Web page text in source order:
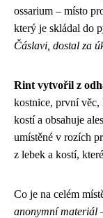
ossarium – místo
který je skládal do
Čáslavi, dostal za
Rint vytvořil z
kostnice, první věc,
kostí a obsahuje
umístěné v rozích
z lebek a kostí,
Co je na celém
anonymní materiál